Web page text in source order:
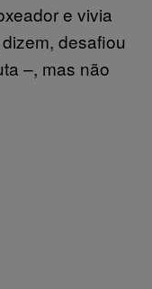
e vivia
desafiou
–, mas não